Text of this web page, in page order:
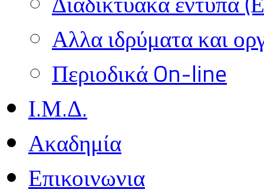
Αλλα ιδρύματα και
Περιοδικά On-line
Ι.Μ.Δ.
Ακαδημία
Επικοινωνια